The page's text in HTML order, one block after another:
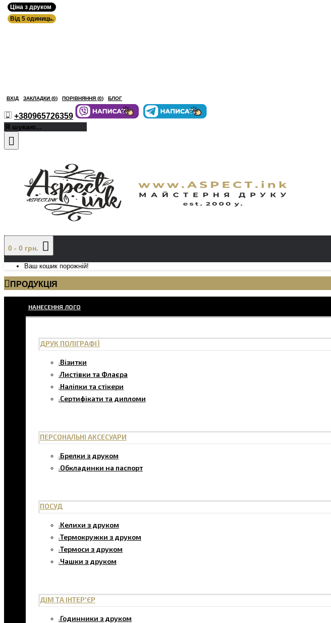
ВХІД ЗАКЛАДКИ (0) ПОРІВНЯННЯ (0) БЛОГ
+380965726359
0 - 0 грн.
Ваш кошик порожній!
ПРОДУКЦІЯ
НАНЕСЕННЯ ЛОГО
ДРУК ПОЛІГРАФІЇ
Візитки
Листівки та Флаєра
Наліпки та стікери
Сертифікати та дипломи
ПЕРСОНАЛЬНІ АКСЕСУАРИ
Брелки з друком
Обкладинки на паспорт
ПОСУД
Келихи з друком
Термокружки з друком
Термоси з друком
Чашки з друком
ДІМ ТА ІНТЕР'ЄР
Годинники з друком
Ціна з друком
Від 5 одиниць.